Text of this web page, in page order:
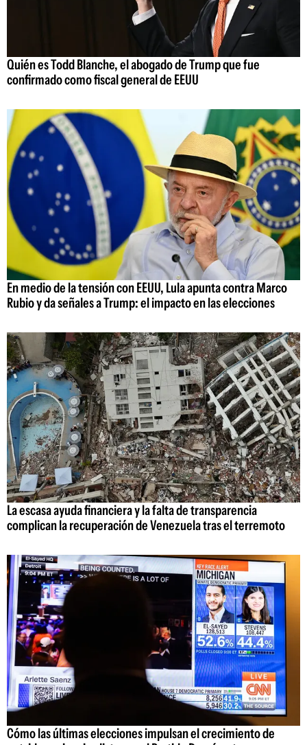
Quién es Todd Blanche, el abogado de Trump que fue
confirmado como fiscal general de EEUU
En medio de la tensión con EEUU, Lula apunta contra Marco
Rubio y da señales a Trump: el impacto en las elecciones
La escasa ayuda financiera y la falta de transparencia
complican la recuperación de Venezuela tras el terremoto
Cómo las últimas elecciones impulsan el crecimiento de